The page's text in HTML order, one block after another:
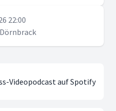
22:00
Videopodcast auf Spotify